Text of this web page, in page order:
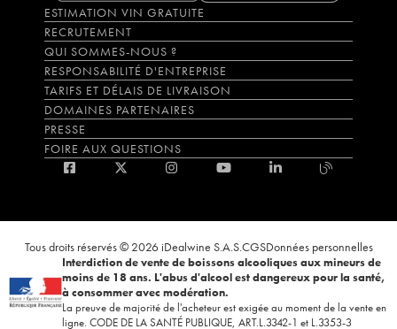
ESTIMATION VIN GRATUITE
RECRUTEMENT
QUI SOMMES-NOUS ?
RESPONSABILITÉ D'ENTREPRISE
TARIFS ET DÉLAIS DE LIVRAISON
DOMAINES PARTENAIRES
PRESSE
FOIRE AUX QUESTIONS
Tous droits réservés © 2026 iDealwine S.A.S.CGSDonnées personnelles
Interdiction de vente de boissons alcooliques aux mineurs de
moins de 18 ans. L'abus d'alcool est dangereux pour la santé,
à consommer avec modération.
La preuve de majorité de l'acheteur est exigée au moment de la vente en
ligne. CODE DE LA SANTÉ PUBLIQUE, ART.L.3342-1 et L.3353-3